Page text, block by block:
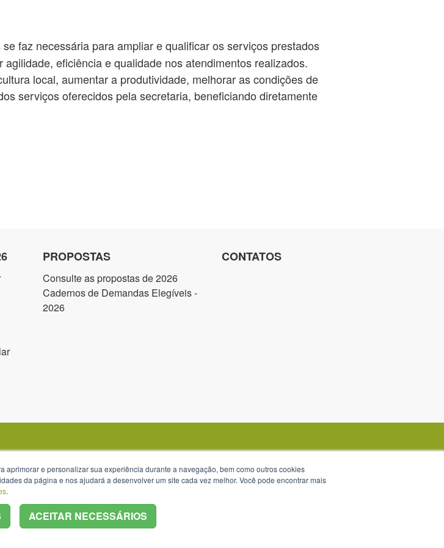
faz necessária para ampliar e qualificar os serviços prestados
eficiência e qualidade nos atendimentos realizados.
local, aumentar a produtividade, melhorar as condições de
serviços oferecidos pela secretaria, beneficiando diretamente
PROPOSTAS
Consulte as propostas de 2026
Cadernos de Demandas Elegíveis -
2026
CONTATOS
e personalizar sua experiência durante a navegação, bem como outros cookies
da página e nos ajudará a desenvolver um site cada vez melhor. Você pode encontrar mais
.
ACEITAR NECESSÁRIOS